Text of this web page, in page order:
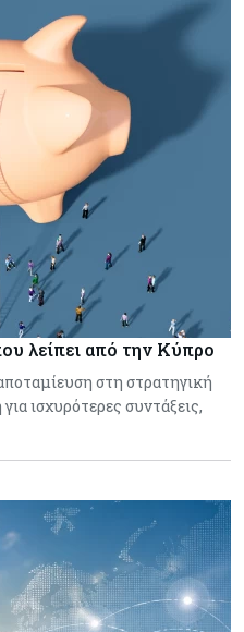
λείπει από την Κύπρο
στη στρατηγική
ισχυρότερες συντάξεις,